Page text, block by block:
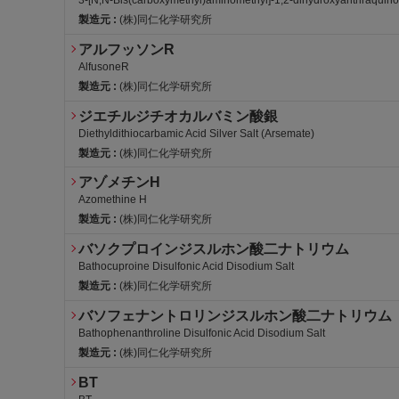
製造元 : (株)同仁化学研究所
アルフッソンR
AlfusoneR
製造元 : (株)同仁化学研究所
ジエチルジチオカルバミン酸銀
Diethyldithiocarbamic Acid Silver Salt (Arsemate)
製造元 : (株)同仁化学研究所
アゾメチンH
Azomethine H
製造元 : (株)同仁化学研究所
バソクプロインジスルホン酸二ナトリウム
Bathocuproine Disulfonic Acid Disodium Salt
製造元 : (株)同仁化学研究所
バソフェナントロリンジスルホン酸二ナトリウム
Bathophenanthroline Disulfonic Acid Disodium Salt
製造元 : (株)同仁化学研究所
BT